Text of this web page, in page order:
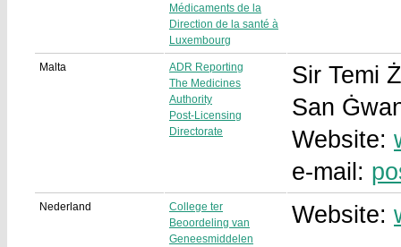
Médicaments de la
Direction de la santé à
Luxembourg
Malta
ADR Reporting
The Medicines
Authority
Post-Licensing
Directorate
Sir Temi
San
Website:
e-mail:
Nederland
College ter
Beoordeling van
Geneesmiddelen
Website: